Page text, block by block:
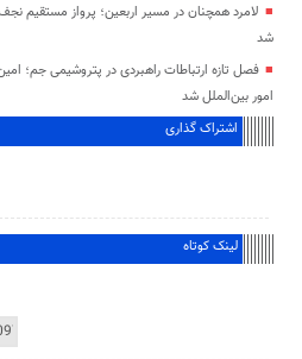
لامرد همچنان در مسیر اربعین؛ پرواز مستقیم
شد
فصل تازه ارتباطات راهبردی در پتروشیمی جم؛
امور بین‌الملل شد
اشتراک گذاری
لینک کوتاه